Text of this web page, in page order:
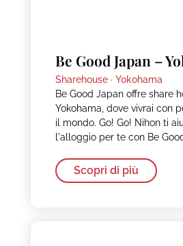
Be Good Japan –
Sharehouse · Yokohama
Be Good Japan offre share
Yokohama, dove vivrai con
il mondo. Go! Go! Nihon ti
l'alloggio per te con Be
Scopri di più